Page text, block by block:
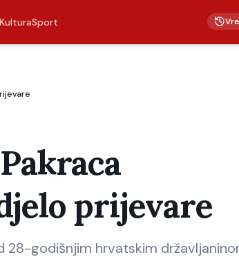
KulturaSport
prijevare
28-godišnjim hrvatskim